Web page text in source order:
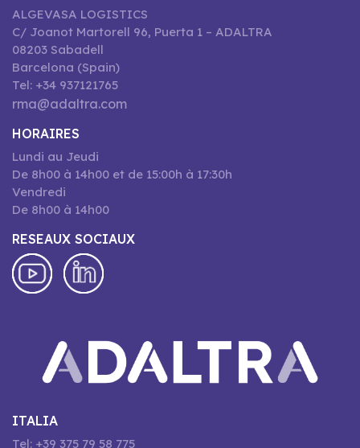
ALGEVASA LOGISTICS
C/ Joanot Martorell 96, Puerta 1 – ADALTRA
08203 Sabadell
Barcelona (Spain)
Tel: +34 937121765
rma@adaltra.com
HORAIRES
Lundi au Jeudi
De 8h00 à 14h00 et de 15:00h à 17:30h
Vendredi
De 8h00 à 14h00
RESEAUX SOCIAUX
ITALIA
Tel: +39 375 79 58 775